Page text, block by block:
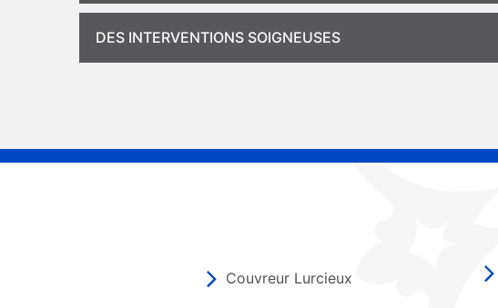
DES INTERVENTIONS SOIGNEUSES
Couvreur Lurcieux